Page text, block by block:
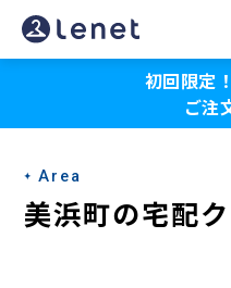
美
浜
の
宅
配
初回限定
ご注
Area
美浜町の宅配